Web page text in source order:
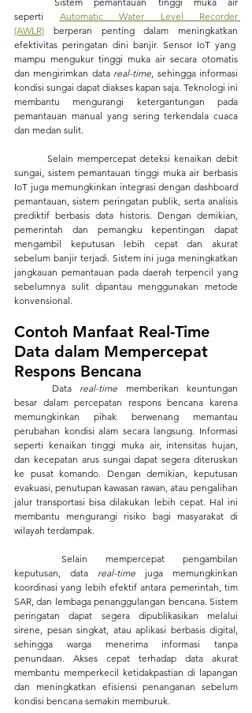
seperti
Automatic Water Level Recorder
(AWLR)
berperan penting dalam meningkatkan
efektivitas peringatan dini banjir. Sensor IoT yang
mampu mengukur tinggi muka air secara otomatis
dan mengirimkan data real-time , sehingga informasi
kondisi sungai dapat diakses kapan saja. Teknologi ini
membantu mengurangi ketergantungan pada
pemantauan manual yang sering terkendala cuaca
dan medan sulit.
sungai, sistem pemantauan tinggi muka air berbasis
IoT juga memungkinkan integrasi dengan dashboard
pemantauan, sistem peringatan publik, serta analisis
prediktif berbasis data historis. Dengan demikian,
pemerintah dan pemangku kepentingan dapat
mengambil keputusan lebih cepat dan akurat
sebelum banjir terjadi. Sistem ini juga meningkatkan
jangkauan pemantauan pada daerah terpencil yang
sebelumnya sulit dipantau menggunakan metode
konvensional.
Contoh Manfaat Real-Time
Data dalam Mempercepat
Respons Bencana
	Data
real-time memberikan keuntungan
besar dalam percepatan respons bencana karena
memungkinkan pihak berwenang memantau
perubahan kondisi alam secara langsung. Informasi
seperti kenaikan tinggi muka air, intensitas hujan,
dan kecepatan arus sungai dapat segera diteruskan
ke pusat komando. Dengan demikian, keputusan
evakuasi, penutupan kawasan rawan, atau pengalihan
jalur transportasi bisa dilakukan lebih cepat. Hal ini
membantu mengurangi risiko bagi masyarakat di
wilayah terdampak.
keputusan, data real-time juga memungkinkan
koordinasi yang lebih efektif antara pemerintah, tim
SAR, dan lembaga penanggulangan bencana. Sistem
peringatan dapat segera dipublikasikan melalui
sirene, pesan singkat, atau aplikasi berbasis digital,
sehingga warga menerima informasi tanpa
penundaan. Akses cepat terhadap data akurat
membantu memperkecil ketidakpastian di lapangan
dan meningkatkan efisiensi penanganan sebelum
kondisi bencana semakin memburuk.